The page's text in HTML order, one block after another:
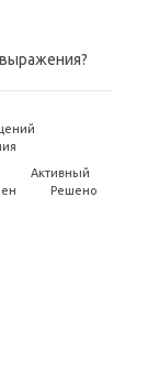
Активный
Решено